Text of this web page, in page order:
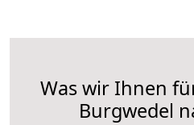
Was wir Ihnen
Burgwedel